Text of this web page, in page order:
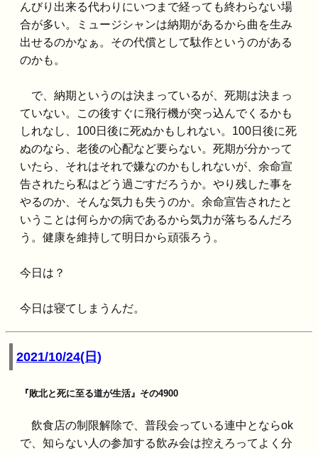
んびり出来る代わりにいつまで経っても終わらない場
合が多い。ミュージシャンは納期があるから曲を生み
出せるのかなぁ。その代償として駄作というのがある
のかも。
で、納期というのは決まっているが、死期は決まっ
ていない。この後すぐに飛行機が突っ込んでくるかも
しれなし、100日後に死ぬかもしれない。100日後に死
ぬのなら、老後の心配など要らない。死期が分かって
いたら、それはそれで嫌なのかもしれないが、余命宣
告されたら私はどう過ごすだろうか。やり残した事を
やるのか、そんな気力も失うのか。余命宣告されたと
いうことは何らかの病であるから気力が落ちるんだろ
う。健康を維持して明日から頑張ろう。
今日は？
今日は寝てしまうんだ。
2021/10/24(日)
『敗北と死に至る道が生活』その4900
飲食店の制限解除で、普段会っている連中とならok
で、知らない人の参加する飲み会は控えろってよく分